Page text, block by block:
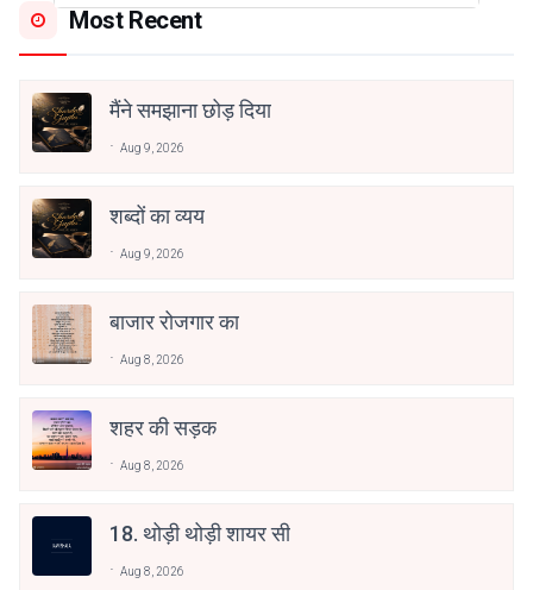
Most Recent
मैंने समझाना छोड़ दिया
Aug 9, 2026
शब्दों का व्यय
Aug 9, 2026
बाजार रोजगार का
Aug 8, 2026
शहर की सड़क
Aug 8, 2026
18. थोड़ी थोड़ी शायर सी
Aug 8, 2026